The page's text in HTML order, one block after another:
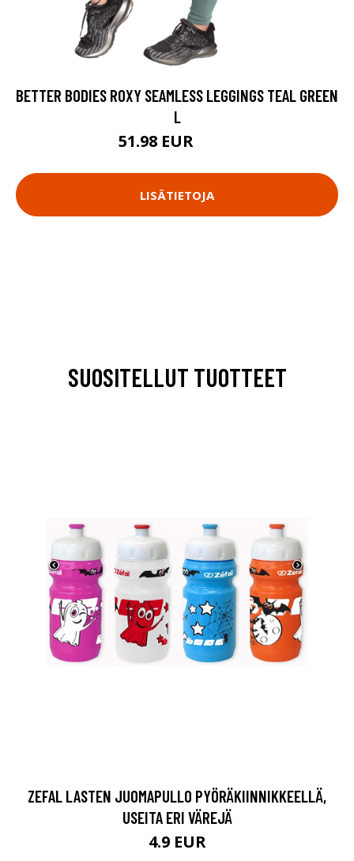
BETTER BODIES ROXY SEAMLESS LEGGINGS TEAL GREEN
L
51.98 EUR
LISÄTIETOJA
SUOSITELLUT TUOTTEET
ZEFAL LASTEN JUOMAPULLO PYÖRÄKIINNIKKEELLÄ,
USEITA ERI VÄREJÄ
4.9 EUR